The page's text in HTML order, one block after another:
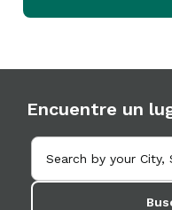
Encuentre un